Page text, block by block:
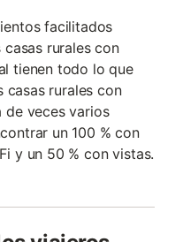
facilitados
rurales con
tienen todo lo que
casas rurales con
de veces varios
un 100 % con
y un 50 % con vistas.